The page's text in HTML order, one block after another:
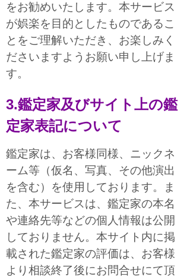
をお勧めいたします。本サービス
が娯楽を目的としたものであるこ
とをご理解いただき、お楽しみく
ださいますようお願い申し上げま
す。
3.鑑定家及びサイト上の鑑
定家表記について
鑑定家は、お客様同様、ニックネ
ーム等（仮名、写真、その他演出
を含む）を使用しております。ま
た、本サービスは、鑑定家の本名
や連絡先等などの個人情報は公開
しておりません。本サイト内に掲
載された鑑定家の評価は、お客様
より相談終了後にお問合せにて頂